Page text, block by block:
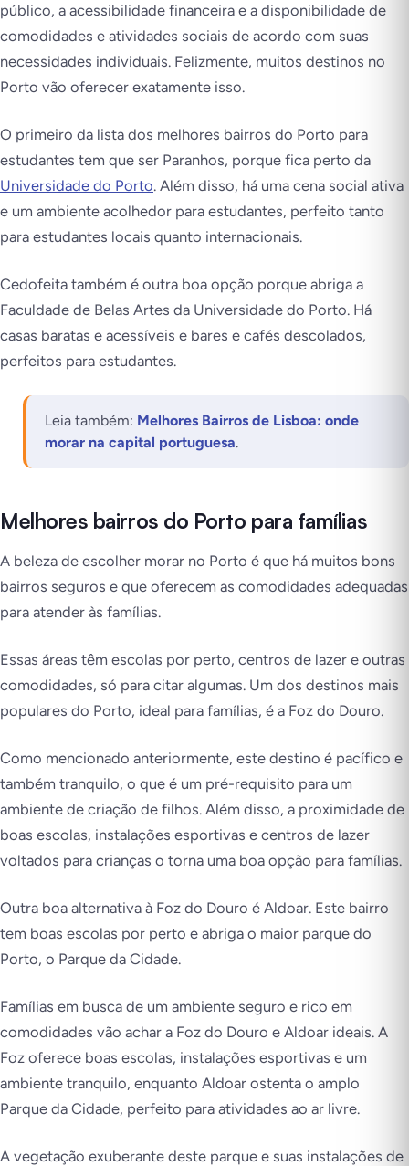
público, a acessibilidade financeira e a disponibilidade de
comodidades e atividades sociais de acordo com suas
necessidades individuais. Felizmente, muitos destinos no
Porto vão oferecer exatamente isso.
O primeiro da lista dos melhores bairros do Porto para
estudantes tem que ser Paranhos, porque fica perto da
Universidade do Porto. Além disso, há uma cena social ativa
e um ambiente acolhedor para estudantes, perfeito tanto
para estudantes locais quanto internacionais.
Cedofeita também é outra boa opção porque abriga a
Faculdade de Belas Artes da Universidade do Porto. Há
casas baratas e acessíveis e bares e cafés descolados,
perfeitos para estudantes.
Leia também: Melhores Bairros de Lisboa: onde
morar na capital portuguesa.
Melhores bairros do Porto para famílias
A beleza de escolher morar no Porto é que há muitos bons
bairros seguros e que oferecem as comodidades adequadas
para atender às famílias.
Essas áreas têm escolas por perto, centros de lazer e outras
comodidades, só para citar algumas. Um dos destinos mais
populares do Porto, ideal para famílias, é a Foz do Douro.
Como mencionado anteriormente, este destino é pacífico e
também tranquilo, o que é um pré-requisito para um
ambiente de criação de filhos. Além disso, a proximidade de
boas escolas, instalações esportivas e centros de lazer
voltados para crianças o torna uma boa opção para famílias.
Outra boa alternativa à Foz do Douro é Aldoar. Este bairro
tem boas escolas por perto e abriga o maior parque do
Porto, o Parque da Cidade.
Famílias em busca de um ambiente seguro e rico em
comodidades vão achar a Foz do Douro e Aldoar ideais. A
Foz oferece boas escolas, instalações esportivas e um
ambiente tranquilo, enquanto Aldoar ostenta o amplo
Parque da Cidade, perfeito para atividades ao ar livre.
A vegetação exuberante deste parque e suas instalações de